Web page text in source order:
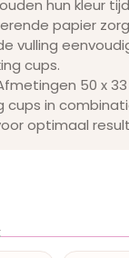
hun kleur
papier
vulling
cups.
50 x
cups in
optimaal